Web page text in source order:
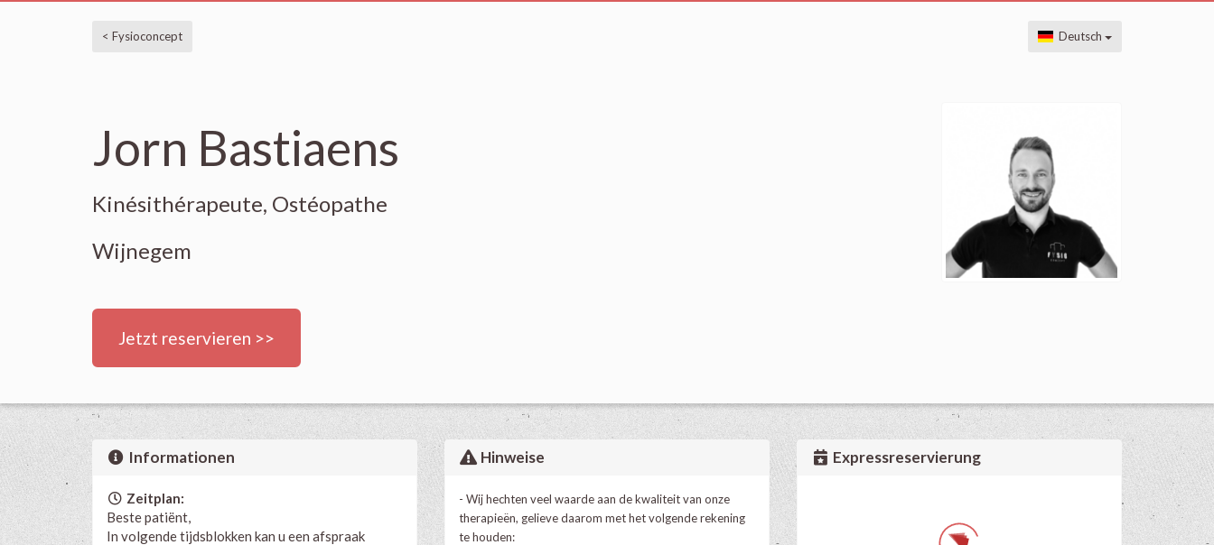
< Fysioconcept Deutsch
Jorn Bastiaens
Kinésithérapeute, Ostéopathe
Wijnegem
Jetzt reservieren >>
Informationen
Zeitplan:
Beste patiënt,
In volgende tijdsblokken kan u een afspraak
Hinweise
- Wij hechten veel waarde aan de kwaliteit van onze
therapieën, gelieve daarom met het volgende rekening
te houden:
Expressreservierung